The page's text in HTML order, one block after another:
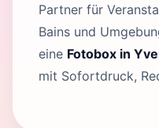
Partner für
Bains und
eine Fotobox in
mit Sofortdruck,